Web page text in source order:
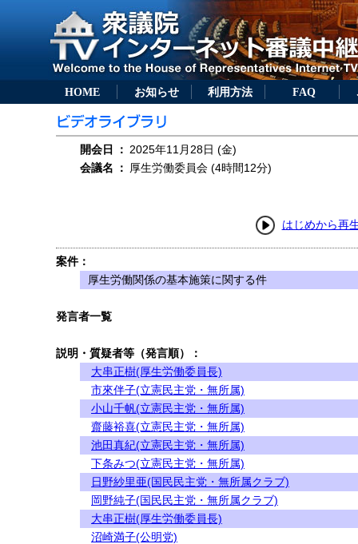
HOME お知らせ 利用方法 FAQ
開会日 ： 2025年11月28日 (金)
会議名
： 厚生労働委員会 (4時間12分)
はじめから再
案件：
厚生労働関係の基本施策に関する件
発言者一覧
説明・質疑者等（発言順）：
大串正樹(厚生労働委員長)
市來伴子(立憲民主党・無所属)
小山千帆(立憲民主党・無所属)
齋藤裕喜(立憲民主党・無所属)
池田真紀(立憲民主党・無所属)
下条みつ(立憲民主党・無所属)
日野紗里亜(国民民主党・無所属クラブ)
岡野純子(国民民主党・無所属クラブ)
大串正樹(厚生労働委員長)
沼崎満子(公明党)